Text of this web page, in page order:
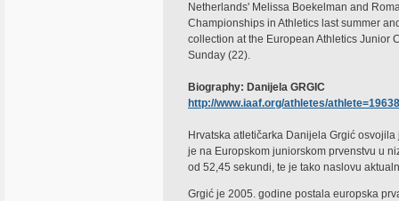
Netherlands' Melissa Boekelman and
Championships in Athletics last summer
collection at the European Athletics Junior
Sunday (22).
Biography: Danijela GRGIC
http://www.iaaf.org/athletes/
Hrvatska atletičarka Danijela Grgić
je na Europskom juniorskom prvenstvu u
od 52,45 sekundi, te je tako naslovu
Grgić je 2005. godine postala europska